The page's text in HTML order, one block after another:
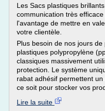
Les Sacs plastiques
communication très
l'avantage de mettre en
votre clientèle.
Plus besoin de nos jours
plastiques polypropylène
classiques massivement
protection. Le système
rabat adhésif permettent
ce soit pour stocker vos
Lire la suite